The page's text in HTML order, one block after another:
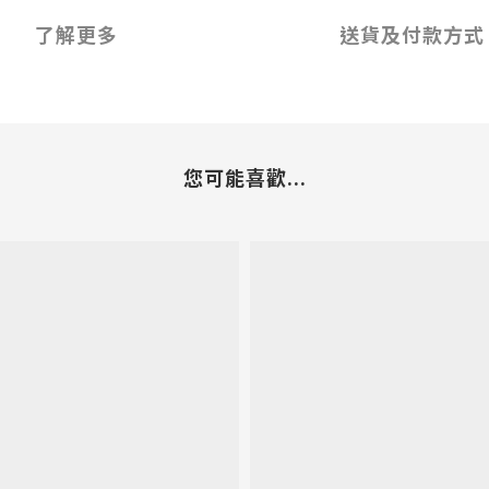
了解更多 送貨及付款方式
您可能喜歡...